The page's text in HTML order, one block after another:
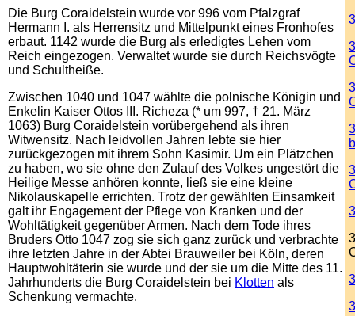
Die Burg Coraidelstein wurde vor 996 vom Pfalzgraf
Hermann I. als Herrensitz und Mittelpunkt eines Fronhofes
erbaut. 1142 wurde die Burg als erledigtes Lehen vom
Reich eingezogen. Verwaltet wurde sie durch Reichsvögte
und Schultheiße.
Zwischen 1040 und 1047 wählte die polnische Königin und
Enkelin Kaiser Ottos III. Richeza (* um 997, † 21. März
1063) Burg Coraidelstein vorübergehend als ihren
Witwensitz. Nach leidvollen Jahren lebte sie hier
zurückgezogen mit ihrem Sohn Kasimir. Um ein Plätzchen
zu haben, wo sie ohne den Zulauf des Volkes ungestört die
Heilige Messe anhören konnte, ließ sie eine kleine
Nikolauskapelle errichten. Trotz der gewählten Einsamkeit
galt ihr Engagement der Pflege von Kranken und der
Wohltätigkeit gegenüber Armen. Nach dem Tode ihres
Bruders Otto 1047 zog sie sich ganz zurück und verbrachte
ihre letzten Jahre in der Abtei Brauweiler bei Köln, deren
Hauptwohltäterin sie wurde und der sie um die Mitte des 11.
Jahrhunderts die Burg Coraidelstein bei Klotten als
Schenkung vermachte.